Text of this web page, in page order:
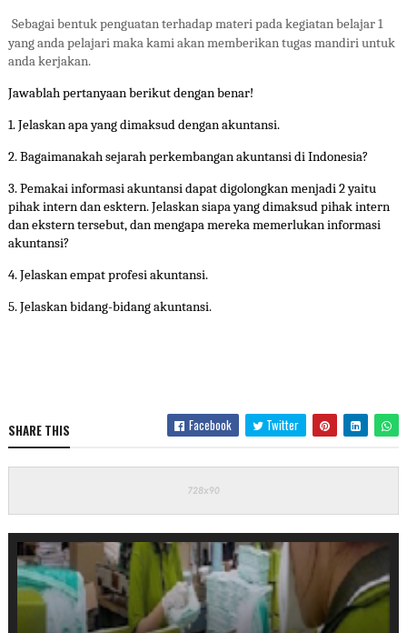
Sebagai bentuk penguatan terhadap materi pada kegiatan belajar 1
yang anda pelajari maka kami akan memberikan tugas mandiri untuk
anda kerjakan.
Jawablah pertanyaan berikut dengan benar!
1. Jelaskan apa yang dimaksud dengan akuntansi.
2. Bagaimanakah sejarah perkembangan akuntansi di Indonesia?
3. Pemakai informasi akuntansi dapat digolongkan menjadi 2 yaitu
pihak intern dan esktern. Jelaskan siapa yang dimaksud pihak intern
dan ekstern tersebut, dan mengapa mereka memerlukan informasi
akuntansi?
4. Jelaskan empat profesi akuntansi.
5. Jelaskan bidang-bidang akuntansi.
SHARE THIS Facebook Twitter